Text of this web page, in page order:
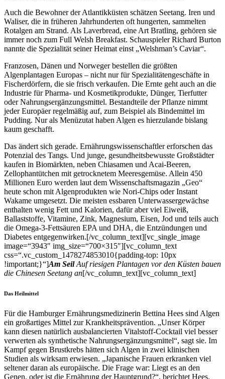
Auch die Bewohner der Atlantikküsten schätzen Seetang. Iren und
Waliser, die in früheren Jahrhunderten oft hungerten, sammelten
Rotalgen am Strand. Als Laverbread, eine Art Bratling, gehören sie
immer noch zum Full Welsh Breakfast. Schauspieler Richard Burton
nannte die Spezialität seiner Heimat einst „Welshman’s Caviar“.
Franzosen, Dänen und Norweger bestellen die größten
Algenplantagen Europas – nicht nur für Spezialitätengeschäfte in
Fischerdörfern, die sie frisch verkaufen. Die Ernte geht auch an die
Industrie für Pharma- und Kosmetikprodukte, Dünger, Tierfutter
oder Nahrungsergän­zungs­mittel. Bestandteile der Pflanze nimmt
jeder Europäer regelmäßig auf, zum Beispiel als Bindemittel im
Pudding. Nur als Menüzutat haben Algen es hierzulande bislang
kaum geschafft.
Das ändert sich gerade. Ernährungswissenschaftler erforschen das
Potenzial des Tangs. Und junge, gesundheitsbewusste Großstädter
kaufen in Biomärkten, neben Chiasamen und Acai-Beeren,
Zellophantütchen mit getrocknetem Meeresgemüse. Allein 450
Millionen Euro werden laut dem Wissenschaftsmagazin „Geo“
heute schon mit Algenprodukten wie Nori-Chips oder Instant
Wakame umgesetzt. Die meisten essbaren Unterwassergewächse
enthalten wenig Fett und Kalorien, dafür aber viel Eiweiß,
Ballaststoffe, Vita­mine, Zink, Magnesium, Eisen, Jod und teils auch
die Omega-3-Fettsäuren EPA und DHA, die Entzündungen und
Diabetes entgegenwirken.[/vc_column_text][vc_single_image
image=“3943″ img_size=“700×315″][vc_column_text
css=“.vc_custom_1478274853010{padding-top: 10px
!important;}“]Am SeilAuf riesigen Plan­tagen vor den Küsten bauen
die Chinesen Seetang an[/vc_column_text][vc_column_text]
Das Heilmittel
Für die Hamburger Ernährungsmedizinerin Bettina Hees sind Algen
ein großartiges Mittel zur Krankheitsprävention. „Unser Körper
kann diesen natürlich ausbalancierten Vitalstoff-Cocktail viel besser
verwerten als synthetische Nahrungsergänzungsmittel“, sagt sie. Im
Kampf gegen Brustkrebs hätten sich Algen in zwei klinischen
Studien als wirksam erwiesen. „Japanische Frauen erkranken viel
seltener daran als europäische. Die Frage war: Liegt es an den
Genen, oder ist die Ernährung der Hauptgrund?“, berichtet Hees.